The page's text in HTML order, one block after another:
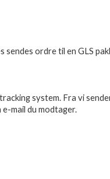
ordre til en GLS
system. Fra vi
mail du modtager.